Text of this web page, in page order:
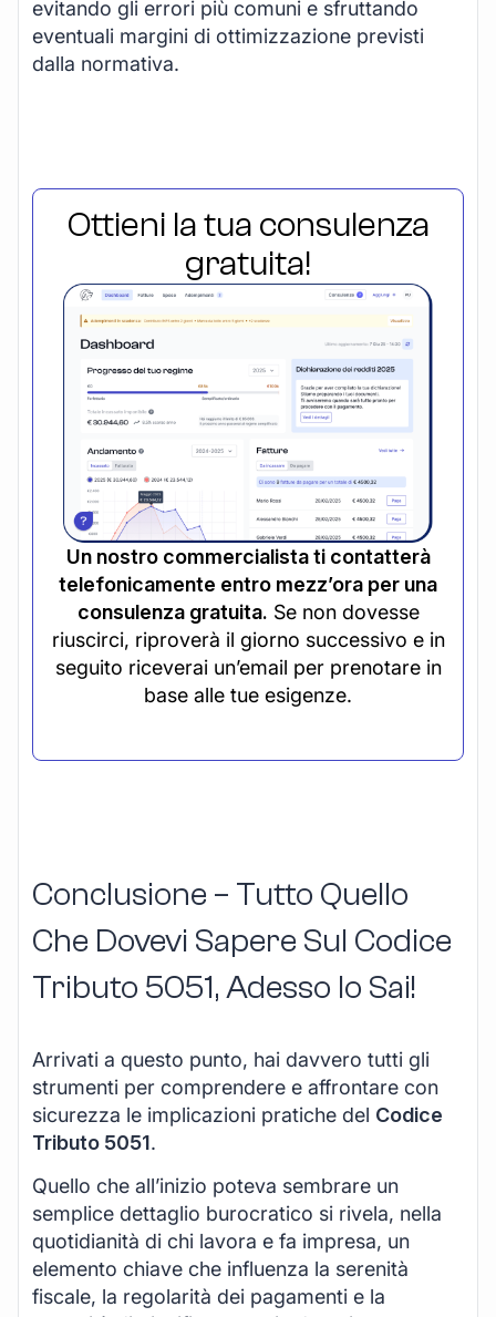
evitando gli errori più comuni e sfruttando
eventuali margini di ottimizzazione previsti
dalla normativa.
Ottieni la tua consulenza
gratuita!
Un nostro commercialista ti contatterà
telefonicamente entro mezz’ora per una
consulenza gratuita. Se non dovesse
riuscirci, riproverà il giorno successivo e in
seguito riceverai un’email per prenotare in
base alle tue esigenze.
Conclusione – Tutto Quello
Che Dovevi Sapere Sul Codice
Tributo 5051, Adesso lo Sai!
Arrivati a questo punto, hai davvero tutti gli
strumenti per comprendere e affrontare con
sicurezza le implicazioni pratiche del Codice
Tributo 5051.
Quello che all’inizio poteva sembrare un
semplice dettaglio burocratico si rivela, nella
quotidianità di chi lavora e fa impresa, un
elemento chiave che influenza la serenità
fiscale, la regolarità dei pagamenti e la